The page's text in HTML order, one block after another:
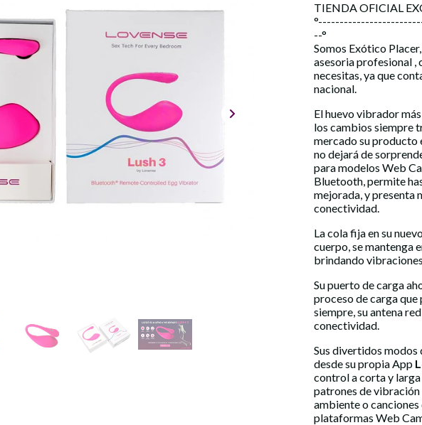
TIENDA OFICIAL
--°
Somos Exótico
asesoria profesional ,
necesitas, ya que
nacional.
El huevo vibrador más
los cambios siempre
mercado su producto
no dejará de
para modelos Web
Bluetooth, permite
mejorada, y presenta
conectividad.
La cola fija en su
cuerpo, se mantenga
brindando
Su puerto de carga
proceso de carga que
siempre, su antena
conectividad.
Sus divertidos modos
desde su propia App
control a corta y
patrones de
ambiente o
plataformas Web